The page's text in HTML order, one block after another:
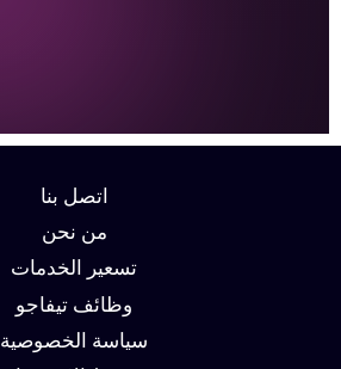
اتصل بنا
من نحن
تسعير الخدمات
وظائف تيفاجو
سياسة الخصوصية